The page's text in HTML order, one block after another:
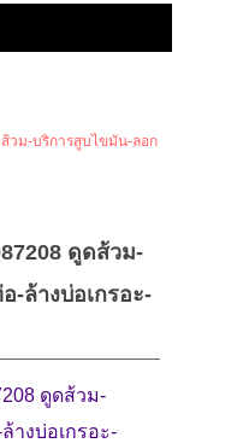
วม-บริการสูบไขมัน-ลอก
ดูดส้วม-
-ล้างบ่อเกรอะ-
ดูดส้วม-
างบ่อเกรอะ-